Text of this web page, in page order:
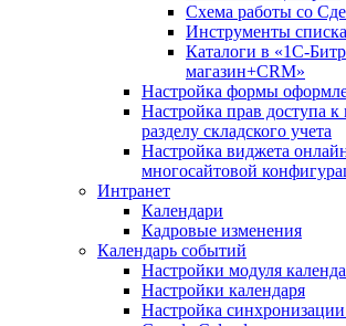
Схема работы со
Инструменты списка
Каталоги в «1С-
магазин+CRM»
Настройка формы
Настройка прав доступа
разделу складского учета
Настройка виджета
многосайтовой
Интранет
Календари
Кадровые изменения
Календарь событий
Настройки модуля
Настройки календаря
Настройка